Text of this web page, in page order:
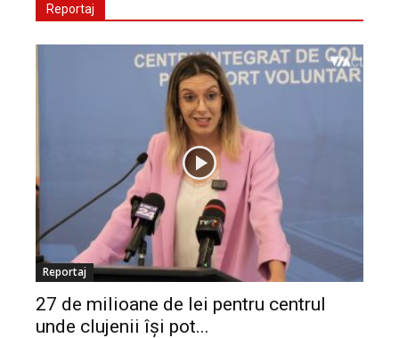
Reportaj
Reportaj
27 de milioane de lei pentru centrul
unde clujenii își pot...